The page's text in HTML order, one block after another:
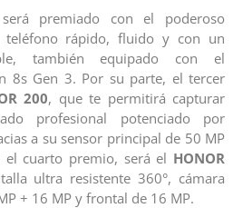
premiado con el poderoso
rápido, fluido y con un
también equipado con el
8s Gen 3. Por su parte, el tercer
200, que te permitirá capturar
profesional potenciado por
a su sensor principal de 50 MP
el cuarto premio, será el HONOR
ultra resistente 360°, cámara
+ 16 MP y frontal de 16 MP.